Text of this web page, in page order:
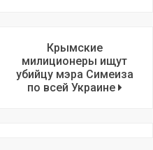
Крымские
милиционеры ищут
убийцу мэра Симеиза
по всей Украине